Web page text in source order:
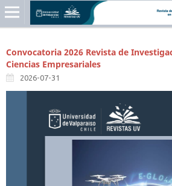
Convocatoria 2026 Revista de
Ciencias Empresariales
2026-07-31